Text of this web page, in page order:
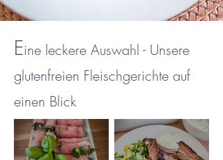
Eine leckere Auswahl - Unsere
glutenfreien Fleischgerichte auf
einen Blick